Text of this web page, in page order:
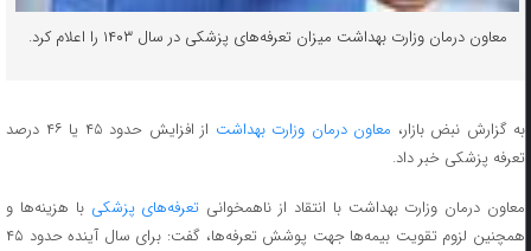
معاون درمان وزارت بهداشت میزان تعرفه‌های پزشکی در سال ۱۴۰۳ را اعلام کرد.
به گزارش نبض بازار، معاون درمان وزارت بهداشت
از افزایش حدود ۴۵ یا ۴۶ درصد
تعرفه پزشکی خبر داد.
معاون درمان وزارت بهداشت با انتقاد از ناهمخوانی تعرفه‌های پزشکیبا هزینه‌ها و
همچنین لزوم تقویت بیمه‌ها جهت پوشش تعرفه‌ها، گفت: برای سال آینده حدود ۴۵